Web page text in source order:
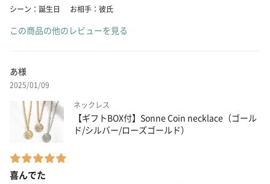
シーン：誕生日
お相手：彼氏
この商品の他のレビューを見る
あ様
2025/01/09
ネックレス
【ギフトBOX付】Sonne Coin necklace（ゴール
ド/シルバー/ローズゴールド）
喜んでた